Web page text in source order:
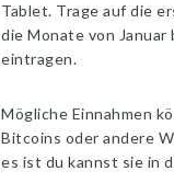
Tablet. Trage auf die
die Monate von Januar
eintragen.
Mögliche Einnahmen
Bitcoins oder andere
es ist du kannst sie in